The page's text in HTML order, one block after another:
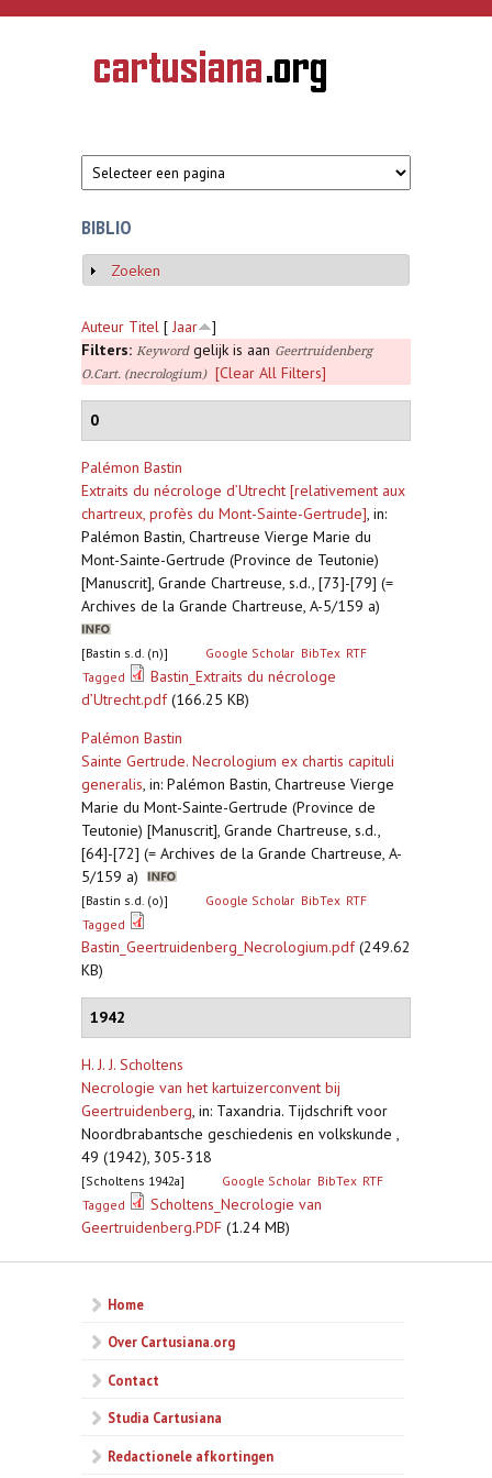
Overslaan en naar de inhoud gaan
CARTUSIANA
Geschiedenis
van de
BIBLIO
Weergeven
Zoeken
Auteur Titel [ Jaar
]
Filters: Keywordgelijk is aan Geertruidenberg
O.Cart. (necrologium)
[Clear All Filters]
0
Palémon Bastin
Extraits du nécrologe d’Utrecht [relativement aux
chartreux, profès du Mont-Sainte-Gertrude], in:
Palémon Bastin, Chartreuse Vierge Marie du
Mont-Sainte-Gertrude (Province de Teutonie)
[Manuscrit], Grande Chartreuse, s.d., [73]-[79] (=
Archives de la Grande Chartreuse, A-5/159 a)
[Bastin s.d. (n)] Google Scholar BibTex RTF
Tagged
Bastin_Extraits du nécrologe
d’Utrecht.pdf(166.25 KB)
Palémon Bastin
Sainte Gertrude. Necrologium ex chartis capituli
generalis, in: Palémon Bastin, Chartreuse Vierge
Marie du Mont-Sainte-Gertrude (Province de
Teutonie) [Manuscrit], Grande Chartreuse, s.d.,
[64]-[72] (= Archives de la Grande Chartreuse, A-
5/159 a)
[Bastin s.d. (o)] Google Scholar BibTex RTF
Tagged
Bastin_Geertruidenberg_Necrologium.pdf(249.62
KB)
1942
H. J. J. Scholtens
Necrologie van het kartuizerconvent bij
Geertruidenberg, in: Taxandria. Tijdschrift voor
Noordbrabantsche geschiedenis en volkskunde ,
49 (1942), 305-318
[Scholtens 1942a] Google Scholar BibTex RTF
Tagged
Scholtens_Necrologie van
Geertruidenberg.PDF (1.24 MB)
Home
Over Cartusiana.org
Contact
Studia Cartusiana
Redactionele afkortingen